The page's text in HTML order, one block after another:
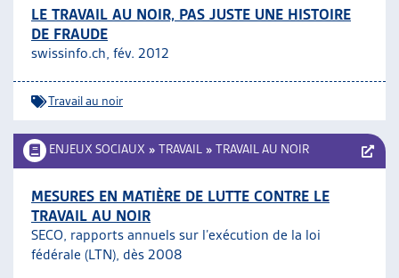
LE TRAVAIL AU NOIR, PAS JUSTE UNE HISTOIRE
DE FRAUDE
swissinfo.ch, fév. 2012
Travail au noir
ENJEUX SOCIAUX » TRAVAIL » TRAVAIL AU NOIR
MESURES EN MATIÈRE DE LUTTE CONTRE LE
TRAVAIL AU NOIR
SECO, rapports annuels sur l’exécution de la loi
fédérale (LTN), dès 2008